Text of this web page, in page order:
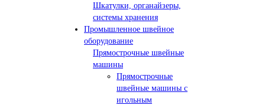
Шкатулки, органайзеры,
системы хранения
Промышленное швейное
оборудование
Прямострочные швейные
машины
Прямострочные
швейные машины с
игольным